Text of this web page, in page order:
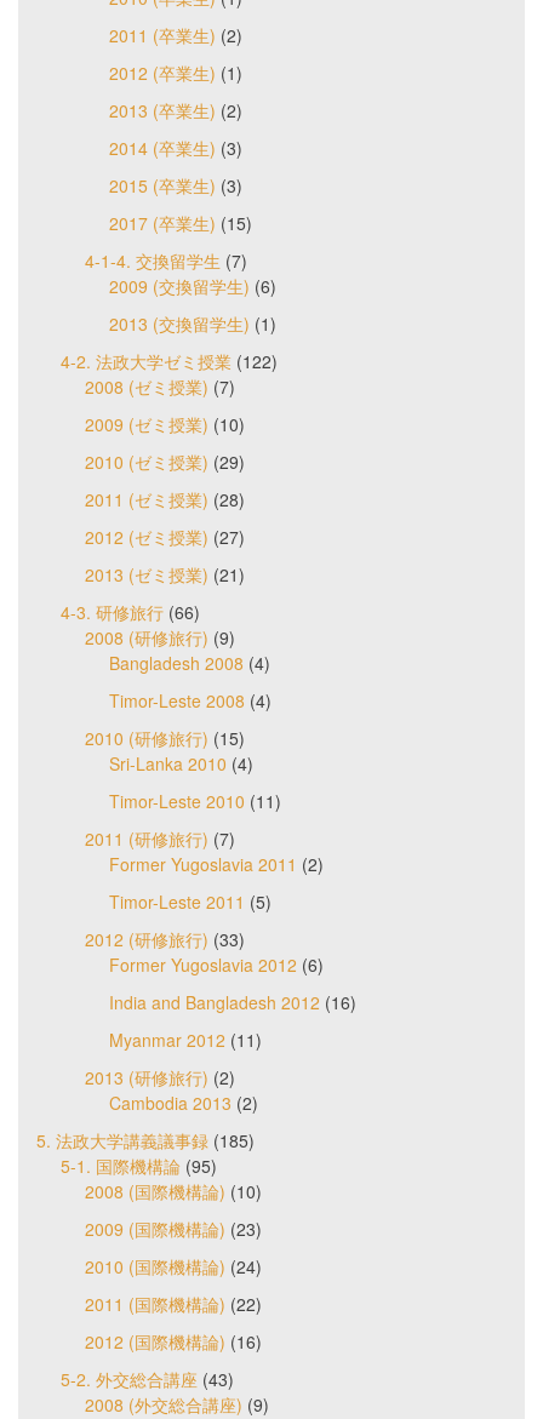
2011 (卒業生) (2)
2012 (卒業生) (1)
2013 (卒業生) (2)
2014 (卒業生) (3)
2015 (卒業生) (3)
2017 (卒業生) (15)
4-1-4. 交換留学生 (7)
2009 (交換留学生) (6)
2013 (交換留学生) (1)
4-2. 法政大学ゼミ授業 (122)
2008 (ゼミ授業) (7)
2009 (ゼミ授業) (10)
2010 (ゼミ授業) (29)
2011 (ゼミ授業) (28)
2012 (ゼミ授業) (27)
2013 (ゼミ授業) (21)
4-3. 研修旅行 (66)
2008 (研修旅行) (9)
Bangladesh 2008 (4)
Timor-Leste 2008 (4)
2010 (研修旅行) (15)
Sri-Lanka 2010 (4)
Timor-Leste 2010 (11)
2011 (研修旅行) (7)
Former Yugoslavia 2011 (2)
Timor-Leste 2011 (5)
2012 (研修旅行) (33)
Former Yugoslavia 2012 (6)
India and Bangladesh 2012 (16)
Myanmar 2012 (11)
2013 (研修旅行) (2)
Cambodia 2013 (2)
5. 法政大学講義議事録 (185)
5-1. 国際機構論 (95)
2008 (国際機構論) (10)
2009 (国際機構論) (23)
2010 (国際機構論) (24)
2011 (国際機構論) (22)
2012 (国際機構論) (16)
5-2. 外交総合講座 (43)
2008 (外交総合講座) (9)